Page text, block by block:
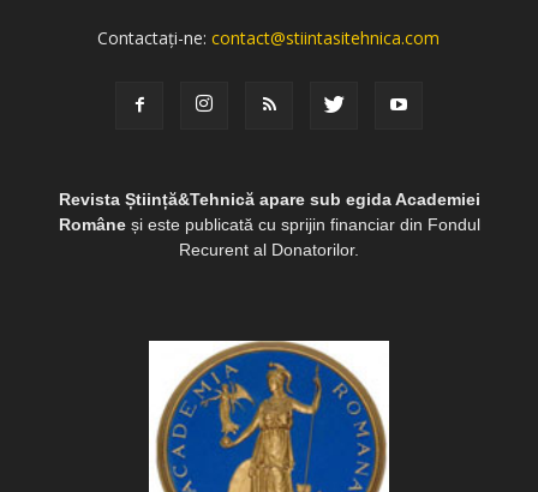
Contactați-ne:contact@stiintasitehnica.com
Revista Știință&Tehnică apare sub egida Academiei
Româneși este publicată cu sprijin financiar din Fondul
Recurent al Donatorilor.